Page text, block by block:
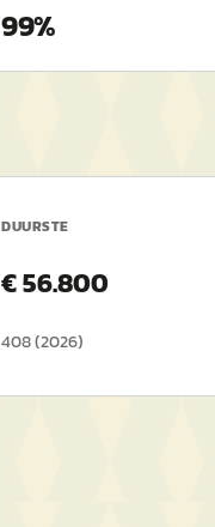
99%
DUURSTE
€56.800
408(2026)